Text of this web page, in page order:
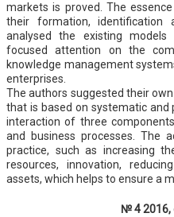
markets is proved. The
their formation, identification
analysed the existing
focused attention on the
knowledge management
enterprises.
The authors suggested their
that is based on systematic and
interaction of three
and business processes. The
practice, such as increasing
resources, innovation,
assets, which helps to ensure a
№ 4 2016,